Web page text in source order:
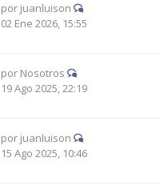
por juanluison
02 Ene 2026, 15:55
por Nosotros
19 Ago 2025, 22:19
por juanluison
15 Ago 2025, 10:46